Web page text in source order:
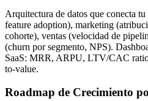
Arquitectura de datos que conecta
feature adoption), marketing
cohorte), ventas (velocidad de
(churn por segmento, NPS).
SaaS: MRR, ARPU, LTV/CAC
to-value.
Roadmap de Crecimiento